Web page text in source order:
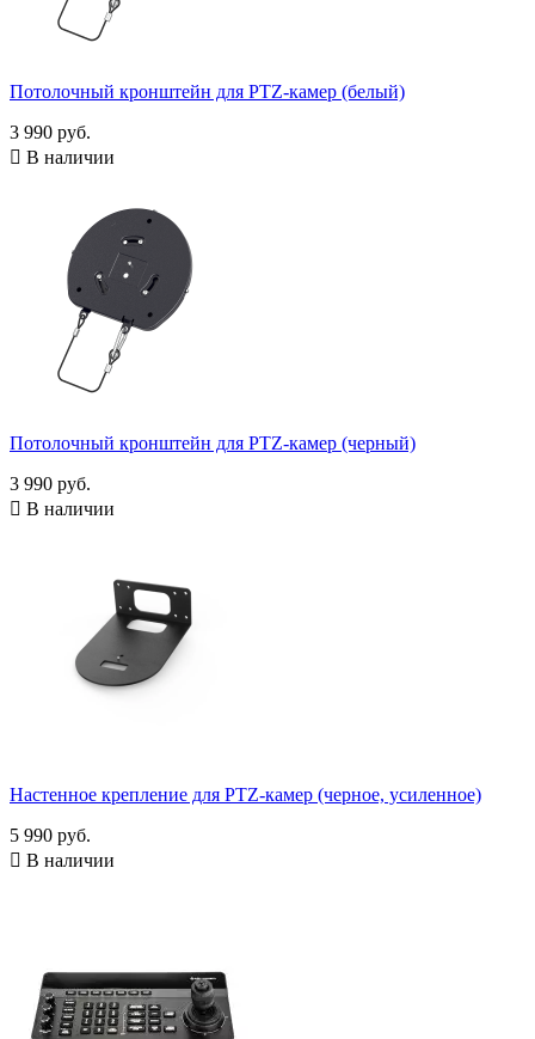
Потолочный кронштейн для PTZ-камер (белый)
3 990 руб.
 В наличии
Потолочный кронштейн для PTZ-камер (черный)
3 990 руб.
 В наличии
Настенное крепление для PTZ-камер (черное, усиленное)
5 990 руб.
 В наличии